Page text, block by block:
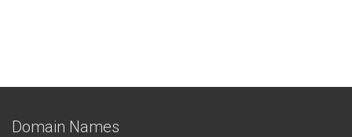
Domain Names